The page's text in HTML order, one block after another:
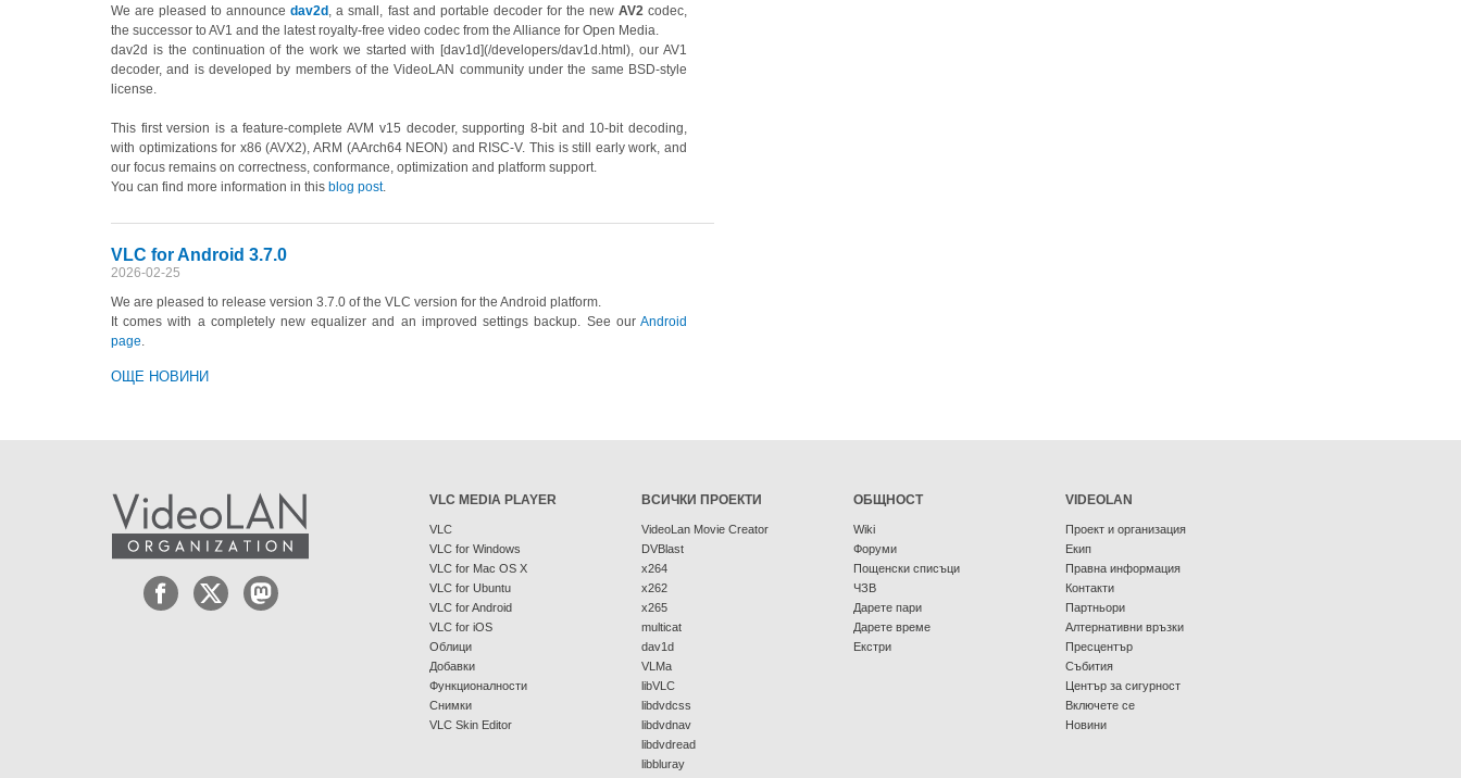
We are pleased to announcedav2d , a small, fast and portable decoder for the new AV2codec,
the successor to AV1 and the latest royalty-free video codec from the Alliance for Open Media.
dav2d is the continuation of the work we started with [dav1d](/developers/dav1d.html), our AV1
decoder, and is developed by members of the VideoLAN community under the same BSD-style
license.
This first version is a feature-complete AVM v15 decoder, supporting 8-bit and 10-bit decoding,
with optimizations for x86 (AVX2), ARM (AArch64 NEON) and RISC-V. This is still early work, and
our focus remains on correctness, conformance, optimization and platform support.
You can find more information in this blog post.
VLC for Android 3.7.0
2026-02-25
We are pleased to release version 3.7.0 of the VLC version for the Android platform.
It comes with a completely new equalizer and an improved settings backup. See our Android
page.
ОЩЕ НОВИНИ
VLC MEDIA PLAYER
VLC
VLC for Windows
VLC for Mac OS X
VLC for Ubuntu
VLC for Android
VLC for iOS
Облици
Добавки
Функционалности
Снимки
VLC Skin Editor
ВСИЧКИ ПРОЕКТИ
VideoLan Movie Creator
DVBlast
x264
x262
x265
multicat
dav1d
VLMa
libVLC
libdvdcss
libdvdnav
libdvdread
libbluray
ОБЩНОСТ
Wiki
Форуми
Пощенски списъци
ЧЗВ
Дарете пари
Дарете време
Екстри
VIDEOLAN
Проект и организация
Екип
Правна информация
Контакти
Партньори
Алтернативни връзки
Пресцентър
Събития
Център за сигурност
Включете се
Новини